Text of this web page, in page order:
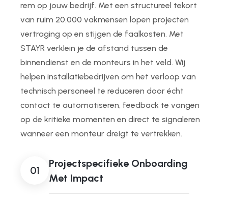
rem op jouw bedrijf. Met een structureel tekort
van ruim 20.000 vakmensen lopen projecten
vertraging op en stijgen de faalkosten. Met
STAYR verklein je de afstand tussen de
binnendienst en de monteurs in het veld. Wij
helpen installatiebedrijven om het verloop van
technisch personeel te reduceren door écht
contact te automatiseren, feedback te vangen
op de kritieke momenten en direct te signaleren
wanneer een monteur dreigt te vertrekken.
01
Projectspecifieke Onboarding
Met Impact